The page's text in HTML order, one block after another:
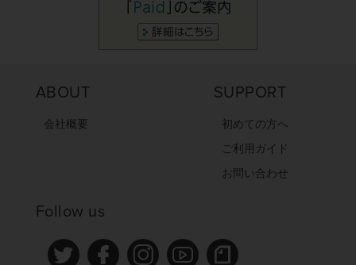
ABOUT
会社概要
SUPPORT
初めての方へ
ご利用ガイド
お問い合わせ
Follow us